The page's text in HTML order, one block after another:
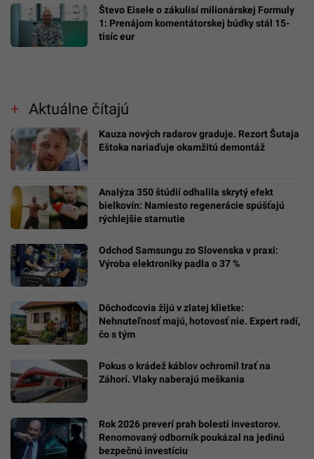
Števo Eisele o zákulisí milionárskej Formuly
1: Prenájom komentátorskej búdky stál 15-
tisíc eur
Aktuálne čítajú
Kauza nových radarov graduje. Rezort Šutaja
Eštoka nariaďuje okamžitú demontáž
Analýza 350 štúdií odhalila skrytý efekt
bielkovín: Namiesto regenerácie spúšťajú
rýchlejšie starnutie
Odchod Samsungu zo Slovenska v praxi:
Výroba elektroniky padla o 37 %
Dôchodcovia žijú v zlatej klietke:
Nehnuteľnosť majú, hotovosť nie. Expert radí,
čo s tým
Pokus o krádež káblov ochromil trať na
Záhorí. Vlaky naberajú meškania
Rok 2026 preverí prah bolesti investorov.
Renomovaný odborník poukázal na jedinú
bezpečnú investíciu